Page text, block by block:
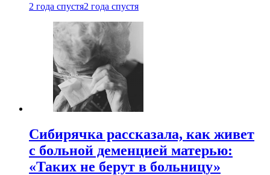
2 года спустя2 года спустя
Сибирячка рассказала, как живет
с больной деменцией матерью:
«Таких не берут в больницу»